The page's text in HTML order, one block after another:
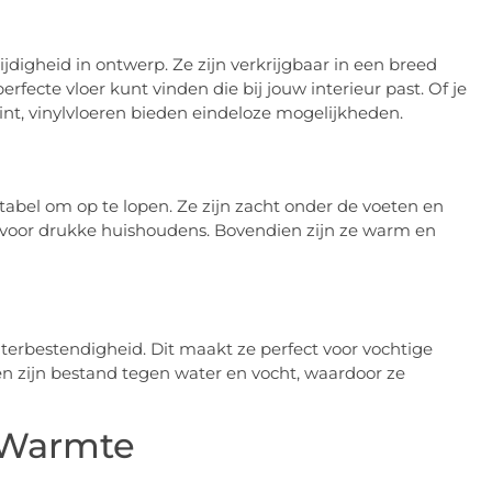
in ontwerp. Ze zijn verkrijgbaar in een breed
vloer kunt vinden die bij jouw interieur past. Of je
vinylvloeren bieden eindeloze mogelijkheden.
om op te lopen. Ze zijn zacht onder de voeten en
drukke huishoudens. Bovendien zijn ze warm en
Dit maakt ze perfect voor vochtige
zijn bestand tegen water en vocht, waardoor ze